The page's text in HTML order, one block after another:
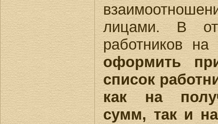
лицами. В
работников
оформить
список
как на
сумм, так и